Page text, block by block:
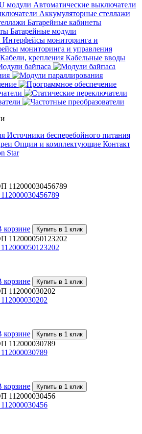
Автоматические выключатели
Аккумуляторные стеллажи
Батарейные кабинеты
Батарейные модули
Интерфейсы мониторинга и
Кабельные вводы
байпаса
Источники бесперебойного питания
Опции и комплектующие Контакт
Star
корзине Купить в 1 клик
корзине Купить в 1 клик
корзине Купить в 1 клик
корзине Купить в 1 клик